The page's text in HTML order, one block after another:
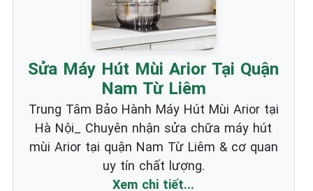
Sửa Máy Hút Mùi Arior Tại Quận
Nam Từ Liêm
Trung Tâm Bảo Hành Máy Hút Mùi Arior tại
Hà Nội_ Chuyên nhận sửa chữa máy hút
mùi Arior tại quận Nam Từ Liêm & cơ quan
uy tín chất lượng.
Xem chi tiết...